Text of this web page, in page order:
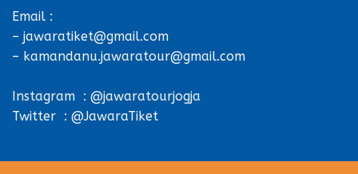
Email :
– jawaratiket@gmail.com
– kamandanu.jawaratour@gmail.com
Instagram : @jawaratourjogja
Twitter : @JawaraTiket